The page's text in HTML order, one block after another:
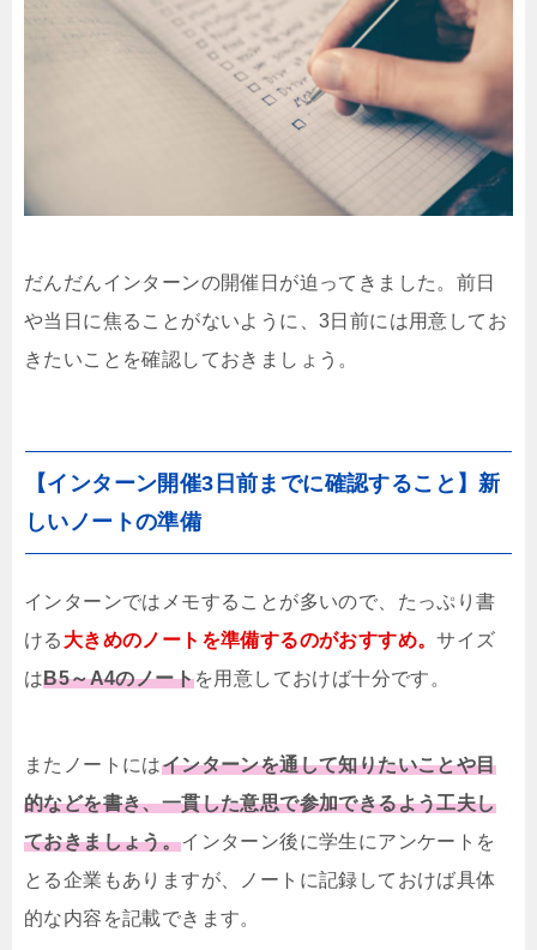
だんだんインターンの開催日が迫ってきました。前日
や当日に焦ることがないように、3日前には用意してお
きたいことを確認しておきましょう。
【インターン開催3日前までに確認すること】新
しいノートの準備
インターンではメモすることが多いので、たっぷり書
ける 大きめのノートを準備するのがおすすめ。サイズ
はB5～A4のノートを用意しておけば十分です。
またノートにはインターンを通して知りたいことや目
的などを書き、一貫した意思で参加できるよう工夫し
ておきましょう。インターン後に学生にアンケートを
とる企業もありますが、ノートに記録しておけば具体
的な内容を記載できます。